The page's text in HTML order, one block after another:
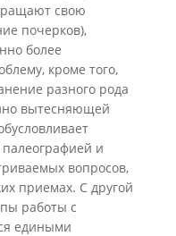
свою
почерков),
более
кроме того,
разного рода
вытесняющей
и
вопросов,
приемах. С другой
работы с
едиными